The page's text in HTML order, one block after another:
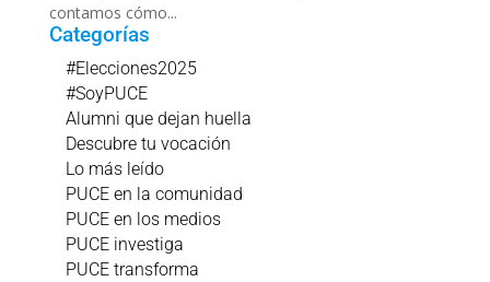
contamos cómo...
Categorías
#Elecciones2025
#SoyPUCE
Alumni que dejan huella
Descubre tu vocación
Lo más leído
PUCE en la comunidad
PUCE en los medios
PUCE investiga
PUCE transforma